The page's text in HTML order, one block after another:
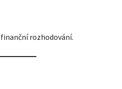
rozhodování.